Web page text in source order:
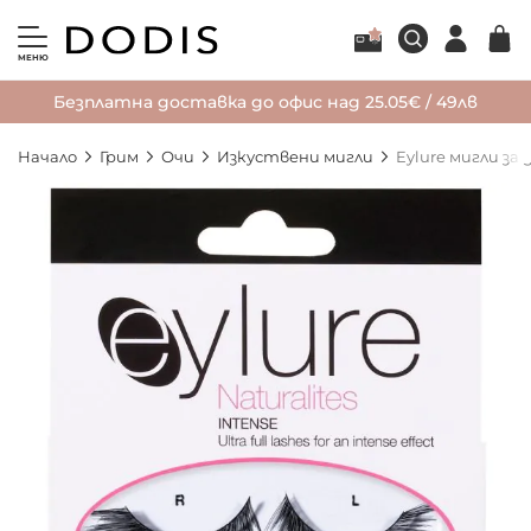
МЕНЮ
Безплатна доставка до офис над 25.05€ / 49лв
Начало Грим Очи Изкуствени мигли Eylure мигли за
Преминете
галерията
изображенията